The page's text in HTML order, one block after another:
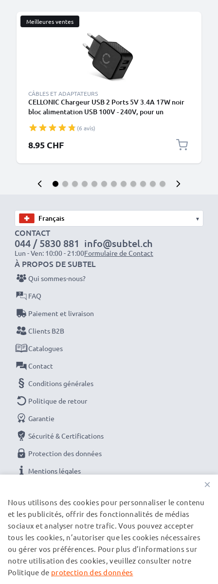
Meilleures ventes
CÂBLES ET ADAPTATEURS
CELLONIC Chargeur USB 2 Ports 5V 3.4A 17W noir
bloc alimentation USB 100V - 240V, pour un
téléphone portable, tablette, enceinte, iPhone,
Apple, Samsung
(6 avis)
8.95 CHF
▾
CONTACT
044 / 5830 881
Lun - Ven: 10:00 - 21:00
info@subtel.ch
Formulaire de Contact
NOS OPTIONS DE PAIEMENT
À PROPOS DE SUBTEL
Qui sommes-nous?
FAQ
Paiement et livraison
Clients B2B
Catalogues
Contact
Conditions générales
Politique de retour
Garantie
Sécurité & Certifications
Protection des données
Mentions légales
NOS PARTENAIRES DE LIVRAISON
© subtel.ch 2026
×
Nous utilisons des cookies pour personnaliser le contenu
et les publicités, offrir des fonctionnalités de médias
sociaux et analyser notre trafic. Vous pouvez accepter
tous les cookies, n’autoriser que les cookies nécessaires
ou gérer vos préférences. Pour plus d’informations sur
notre utilisation des cookies, veuillez consulter notre
Politique de protection des données